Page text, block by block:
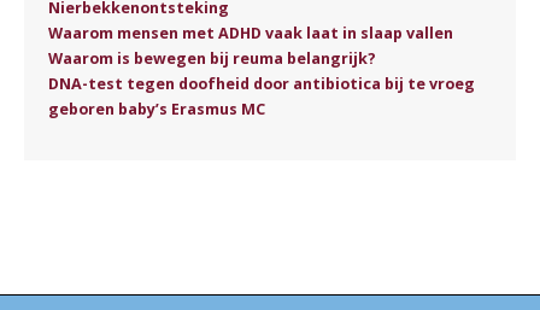
Nierbekkenontsteking
Waarom mensen met ADHD vaak laat in slaap vallen
Waarom is bewegen bij reuma belangrijk?
DNA-test tegen doofheid door antibiotica bij te vroeg
geboren baby’s Erasmus MC